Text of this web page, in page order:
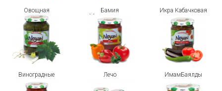
Овощная
закуска
Бамия
Маринованная
Икра Кабачковая
Виноградные
листья
Лечо ИмамБаялды